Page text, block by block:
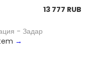
13 777 RUB
- Задар
→